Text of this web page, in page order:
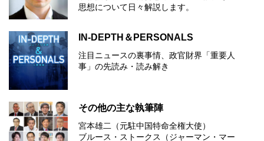
思想について⽇々解説します。
IN-DEPTH＆PERSONALS
注目ニュースの裏事情、政官財界「重要人
事」の先読み・読み解き
その他の主な執筆陣
宮本雄二（元駐中国特命全権大使）
ブルース・ストークス（ジャーマン・マー